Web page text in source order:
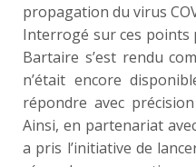
propagation du virus
Interrogé sur ces points
Bartaire s’est rendu
n’était encore
répondre avec
Ainsi, en partenariat
a pris l’initiative de